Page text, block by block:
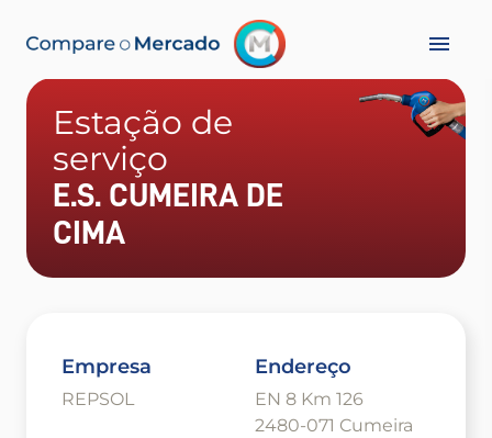
Estação de
serviço
E.S. CUMEIRA DE
CIMA
Empresa
REPSOL
Endereço
EN 8 Km 126
2480-071 Cumeira